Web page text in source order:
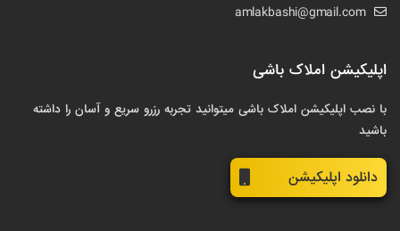
amlakbashi@gmail.com
اپلیکیشن املاک باشی
با نصب اپلیکیشن املاک باشی میتوانید تجربه رزرو سریع و آسان را داشته
باشید
دانلود اپلیکیشن